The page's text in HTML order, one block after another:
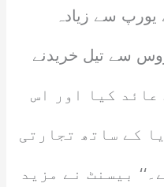
یورپ سے زیادہ
سے تیل خریدنے
ٹیرف عائد کیا اور اس
کے ساتھ تجارتی
بیسنٹ نے مزید